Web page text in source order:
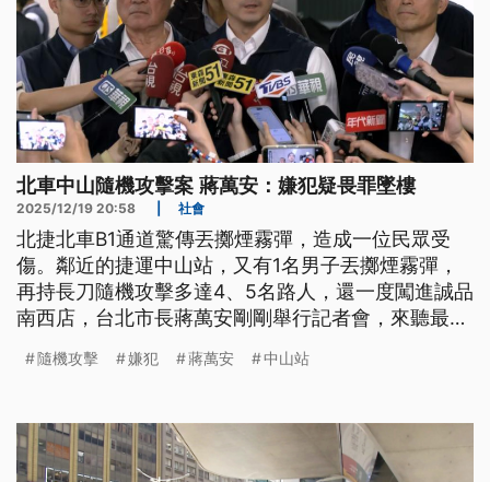
北車中山隨機攻擊案 蔣萬安：嫌犯疑畏罪墜樓
2025/12/19 20:58 社會
北捷北車B1通道驚傳丟擲煙霧彈，造成一位民眾受
傷。鄰近的捷運中山站，又有1名男子丟擲煙霧彈，
再持長刀隨機攻擊多達4、5名路人，還一度闖進誠品
南西店，台北市長蔣萬安剛剛舉行記者會，來聽最新
隨機攻擊 嫌犯 蔣萬安 中山站